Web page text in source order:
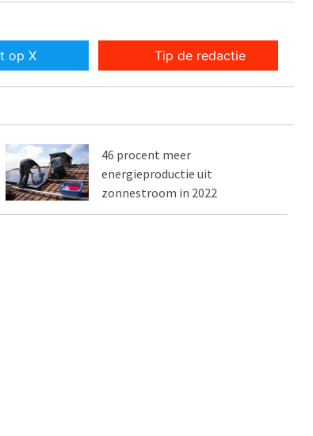
op X Tip de redactie
46 procent meer
energieproductie uit
zonnestroom in 2022